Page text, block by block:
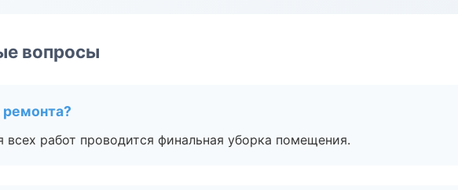
вопросы
всех работ проводится финальная уборка помещения.